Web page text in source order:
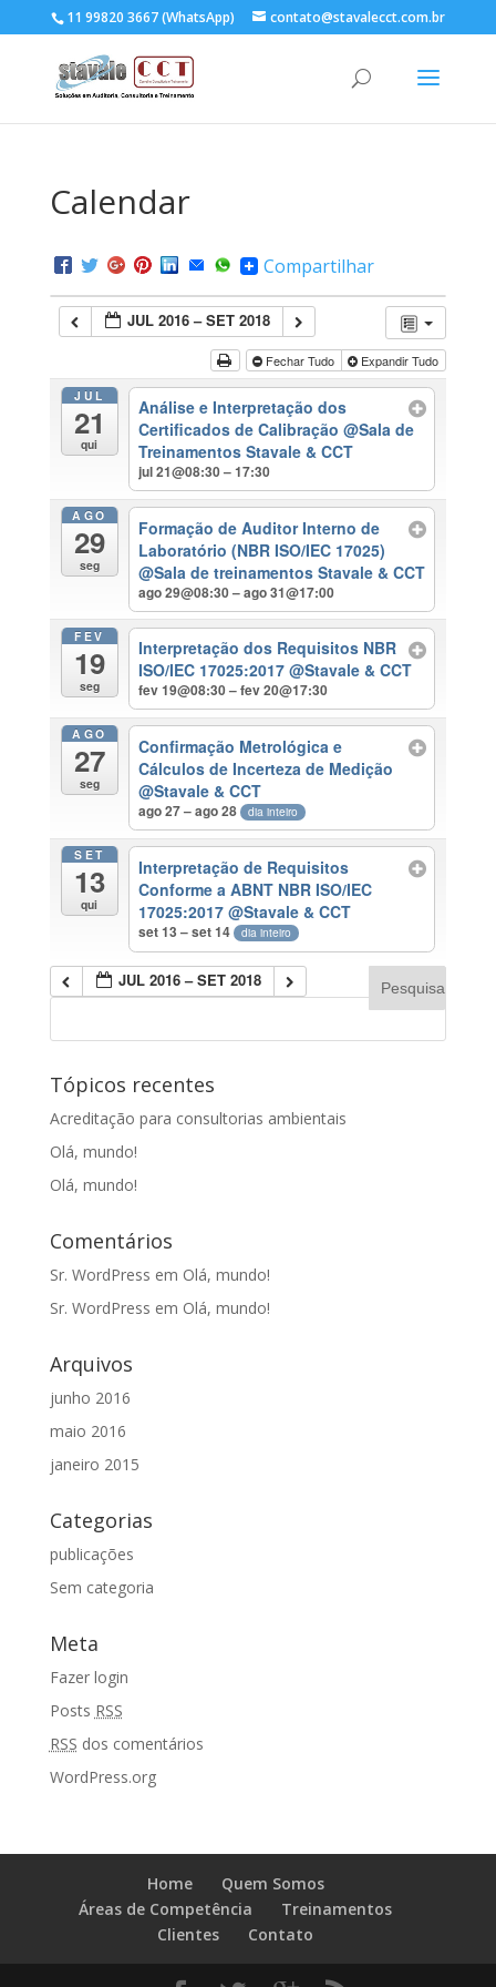
11 99820 3667 (WhatsApp) contato@stavalecct.com.br
Calendar
Compartilhar
JUL 2016 – SET 2018
Fechar Tudo Expandir Tudo
JUL
21
qui
Análise e Interpretação dos
Certificados de Calibração@Sala de
Treinamentos Stavale & CCT
jul 21@08:30 – 17:30
AGO
29
seg
Formação de Auditor Interno de
Laboratório (NBR ISO/IEC 17025)
@Sala de treinamentos Stavale & CCT
ago 29@08:30 – ago 31@17:00
FEV
19
seg
Interpretação dos Requisitos NBR
ISO/IEC 17025:2017@Stavale & CCT
fev 19@08:30 – fev 20@17:30
AGO
27
seg
Confirmação Metrológica e
Cálculos de Incerteza de Medição
@Stavale & CCT
ago 27 – ago 28 dia inteiro
SET
13
qui
Interpretação de Requisitos
Conforme a ABNT NBR ISO/IEC
17025:2017@Stavale & CCT
set 13 – set 14 dia inteiro
JUL 2016 – SET 2018
Tópicos recentes
Acreditação para consultorias ambientais
Olá, mundo!
Olá, mundo!
Comentários
Sr. WordPress em Olá, mundo!
Sr. WordPress em Olá, mundo!
Arquivos
junho 2016
maio 2016
janeiro 2015
Categorias
publicações
Sem categoria
Meta
Fazer login
Posts RSS
RSS dos comentários
WordPress.org
Home
Quem Somos
Áreas de Competência
Treinamentos
Clientes
Contato